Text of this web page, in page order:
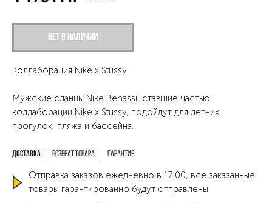
Нет в наличии
Коллаборация Nike x Stussy
Мужские сланцы Nike Benassi, ставшие частью
коллаборации Nike x Stussy, подойдут для летних
прогулок, пляжа и бассейна.
Возврат товара Гарантия
Отправка заказов ежедневно в 17:00, все заказанные
товары гарантированно будут отправлены